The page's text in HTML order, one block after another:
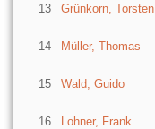
13 Grünkorn, Torsten
14 Müller, Thomas
15 Wald, Guido
16 Lohner, Frank